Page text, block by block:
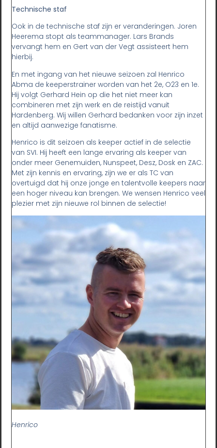
Technische staf
Ook in de technische staf zijn er veranderingen. Joren
Heerema stopt als teammanager. Lars Brands
vervangt hem en Gert van der Vegt assisteert hem
hierbij.
En met ingang van het nieuwe seizoen zal Henrico
Abma de keeperstrainer worden van het 2e, O23 en 1e.
Hij volgt Gerhard Hein op die het niet meer kan
combineren met zijn werk en de reistijd vanuit
Hardenberg. Wij willen Gerhard bedanken voor zijn inzet
en altijd aanwezige fanatisme.
Henrico is dit seizoen als keeper actief in de selectie
van SVI. Hij heeft een lange ervaring als keeper van
onder meer Genemuiden, Nunspeet, Desz, Dosk en ZAC.
Met zijn kennis en ervaring, zijn we er als TC van
overtuigd dat hij onze jonge en talentvolle keepers naar
een hoger niveau kan brengen. We wensen Henrico veel
plezier met zijn nieuwe rol binnen de selectie!
Henrico